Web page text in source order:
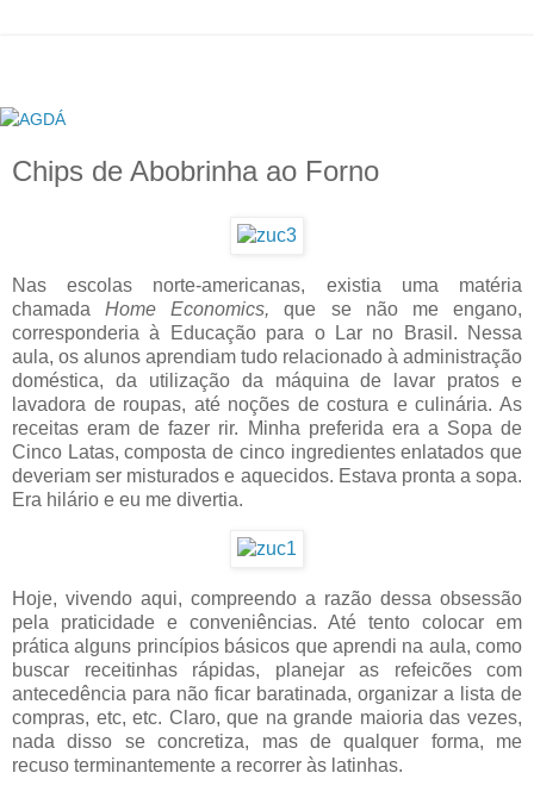
Chips de Abobrinha ao Forno
Nas escolas norte-americanas, existia uma matéria
chamadaHome Economics,que se não me engano,
corresponderia à Educação para o Lar no Brasil. Nessa
aula, os alunos aprendiam tudo relacionado à administração
doméstica, da utilização da máquina de lavar pratos e
lavadora de roupas, até noções de costura e culinária. As
receitas eram de fazer rir. Minha preferida era a Sopa de
Cinco Latas, composta de cinco ingredientes enlatados que
deveriam ser misturados e aquecidos. Estava pronta a sopa.
Era hilário e eu me divertia.
Hoje, vivendo aqui, compreendo a razão dessa obsessão
pela praticidade e conveniências. Até tento colocar em
prática alguns princípios básicos que aprendi na aula, como
buscar receitinhas rápidas, planejar as refeicões com
antecedência para não ficar baratinada, organizar a lista de
compras, etc, etc. Claro, que na grande maioria das vezes,
nada disso se concretiza, mas de qualquer forma, me
recuso terminantemente a recorrer às latinhas.